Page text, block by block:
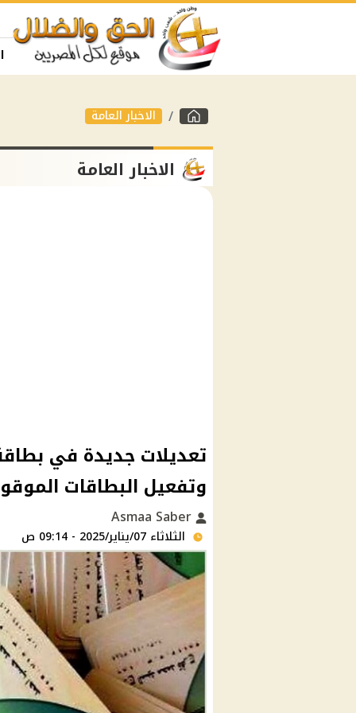
الاخبار العامة
الاخبار العامة
تعديلات جديدة في
وتفعيل البطاقات
الثلاثاء 07/يناير/2025 - 09:14 ص